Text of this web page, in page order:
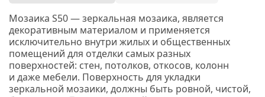
Мозаика S50 —зеркальная мозаика, является
декоративным материалом и применяется
исключительно внутри жилых и общественных
помещений для отделки самых разных
поверхностей: стен, потолков, откосов, колонн
и даже мебели. Поверхность для укладки
зеркальной мозаики, должны быть ровной, чистой,